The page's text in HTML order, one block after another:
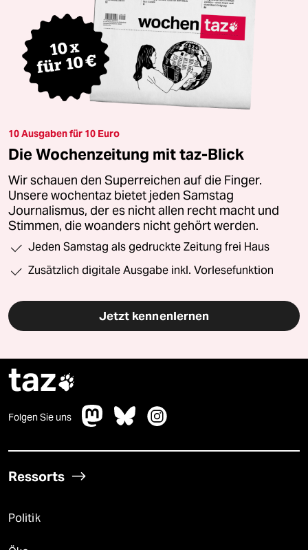
10 Ausgaben für 10 Euro
Die Wochenzeitung mit taz-Blick
Wir schauen den Superreichen auf die Finger.
Unsere wochentaz bietet jeden Samstag
Journalismus, der es nicht allen recht macht und
Stimmen, die woanders nicht gehört werden.
Jeden Samstag als gedruckte Zeitung frei Haus
Zusätzlich digitale Ausgabe inkl. Vorlesefunktion
Jetzt kennenlernen
taz
Folgen Sie uns
Ressorts
Politik